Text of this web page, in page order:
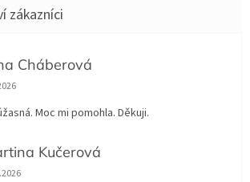
Cháberová
obchodu je 5 z 5 hvězdiček.
Moc mi pomohla. Děkuji.
Kučerová
obchodu je 5 z 5 hvězdiček.